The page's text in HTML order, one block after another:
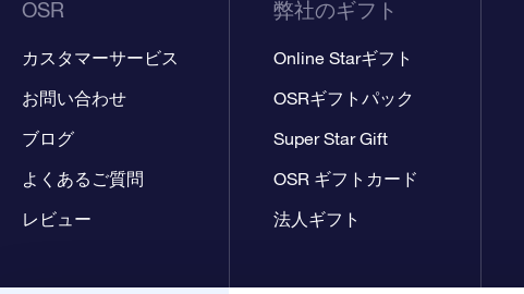
OSR
カスタマーサービス
お問い合わせ
ブログ
よくあるご質問
レビュー
弊社のギフト
Online Starギフト
OSRギフトパック
Super Star Gift
OSR ギフトカード
法人ギフト